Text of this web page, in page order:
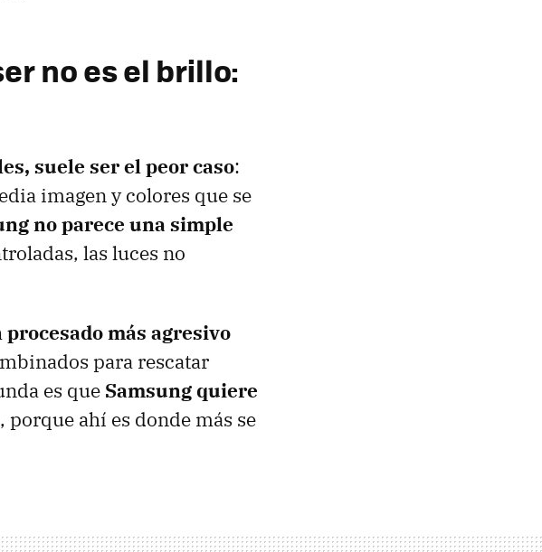
no es el brillo:
suele ser el peor caso:
imagen y colores que se
no parece una simple
las luces no
procesado más agresivo
para rescatar
es que Samsung quiere
porque ahí es donde más se